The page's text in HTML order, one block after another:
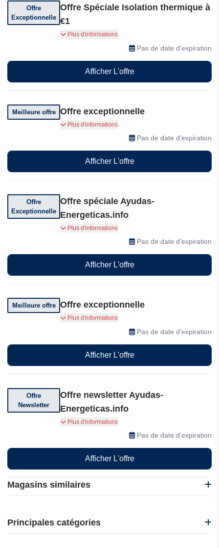
Magasins similaires
Gabiona
Garden of Life
Principales catégories
Offre
Exceptionnelle
Offre Spéciale Isolation thermique à
€1
Profitez des subventions de 2025 pour isoler vos
combles pour seulement €1 (sous réserve de
Plus d'informations
Pas de date d'expiration
Afficher L'offre
Meilleure offre Offre exceptionnelle
Réduisez jusqu'à 70% vos factures d'énergie.
Plus d'informations
Pas de date d'expiration
Afficher L'offre
Offre
Exceptionnelle
Offre spéciale Ayudas-
Energeticas.info
Isolez vos combles ou vos combles avec les
aides publiques, à partir de 1€
Plus d'informations
Pas de date d'expiration
Afficher L'offre
Meilleure offre Offre exceptionnelle
Profitez d'un confort optimal toute l'année.
Plus d'informations
Pas de date d'expiration
Afficher L'offre
Offre
Newsletter
Offre newsletter Ayudas-
Energeticas.info
Abonnez-vous pour rester informé
Plus d'informations
Pas de date d'expiration
Afficher L'offre